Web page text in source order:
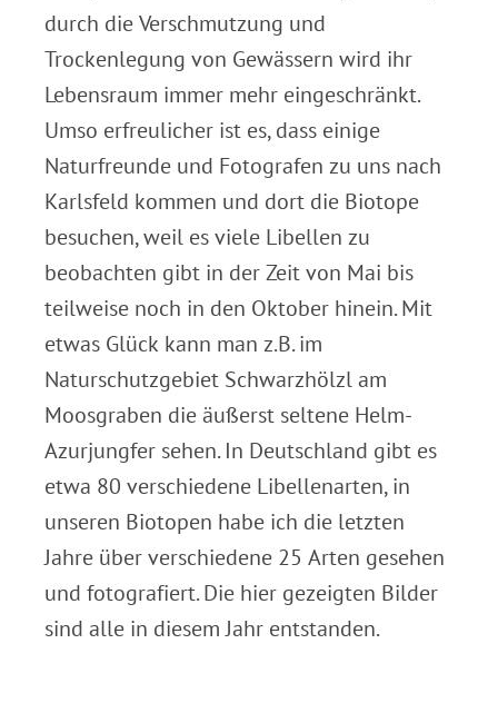
durch die Verschmutzung und
Trockenlegung von Gewässern wird ihr
Lebensraum immer mehr eingeschränkt.
Umso erfreulicher ist es, dass einige
Naturfreunde und Fotografen zu uns nach
Karlsfeld kommen und dort die Biotope
besuchen, weil es viele Libellen zu
beobachten gibt in der Zeit von Mai bis
teilweise noch in den Oktober hinein. Mit
etwas Glück kann man z.B. im
Naturschutzgebiet Schwarzhölzl am
Moosgraben die äußerst seltene Helm-
Azurjungfer sehen. In Deutschland gibt es
etwa 80 verschiedene Libellenarten, in
unseren Biotopen habe ich die letzten
Jahre über verschiedene 25 Arten gesehen
und fotografiert. Die hier gezeigten Bilder
sind alle in diesem Jahr entstanden.